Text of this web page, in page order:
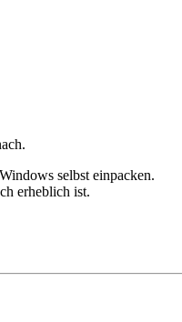
selbst einpacken.
erheblich ist.